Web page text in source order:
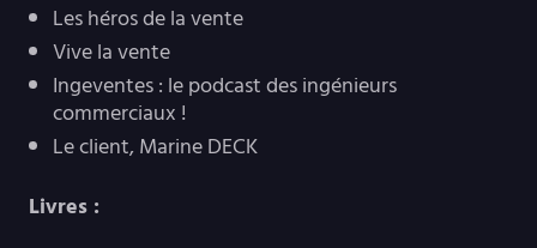
Les héros de la vente
Vive la vente
Ingeventes : le podcast des ingénieurs
commerciaux !
Le client, Marine DECK
Livres :